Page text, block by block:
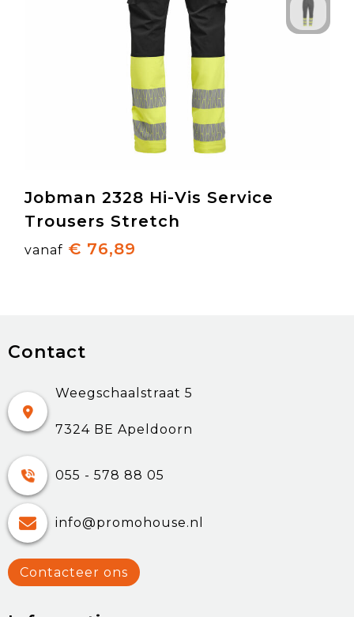
Jobman 2328 Hi-Vis Service
Trousers Stretch
vanaf € 76,89
Contact
Weegschaalstraat 5
7324 BE Apeldoorn
055 - 578 88 05
info@promohouse.nl
Contacteer ons